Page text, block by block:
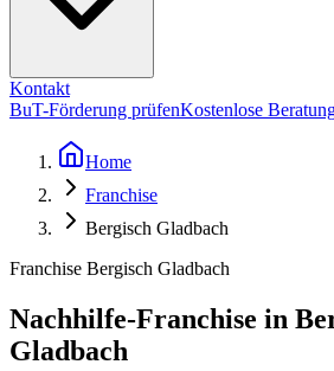
Kontakt
BuT-Förderung prüfenKostenlose
Home
Franchise
Bergisch Gladbach
Franchise Bergisch Gladbach
Nachhilfe-Franchise in
Gladbach